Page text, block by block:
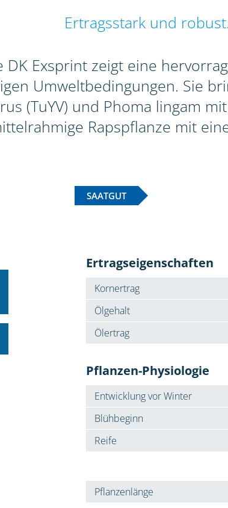
Ertragsstark und robust.
DK Exsprint zeigt eine
Umweltbedingungen. Sie
(TuYV) und Phoma lingam
Rapspflanze mit
SAATGUT
Ertragseigenschaften
Kornertrag
Ölgehalt
Ölertrag
Pflanzen-Physiologie
Entwicklung vor Winter
Blühbeginn
Reife
Pflanzenlänge